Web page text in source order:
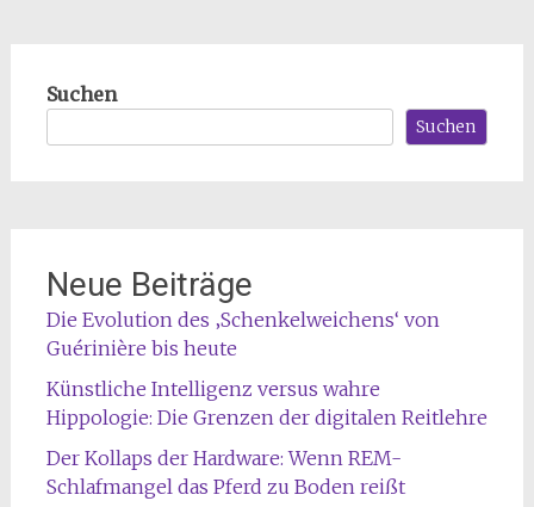
Suchen
Suchen
Neue Beiträge
Die Evolution des ‚Schenkelweichens‘ von
Guérinière bis heute
Künstliche Intelligenz versus wahre
Hippologie: Die Grenzen der digitalen Reitlehre
Der Kollaps der Hardware: Wenn REM-
Schlafmangel das Pferd zu Boden reißt